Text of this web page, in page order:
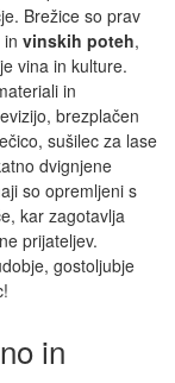
Brežice so prav
in vinskih poteh,
vina in kulture.
in
brezplačen
sušilec za lase
dvignjene
so opremljeni s
kar zagotavlja
prijateljev.
gostoljubje
in